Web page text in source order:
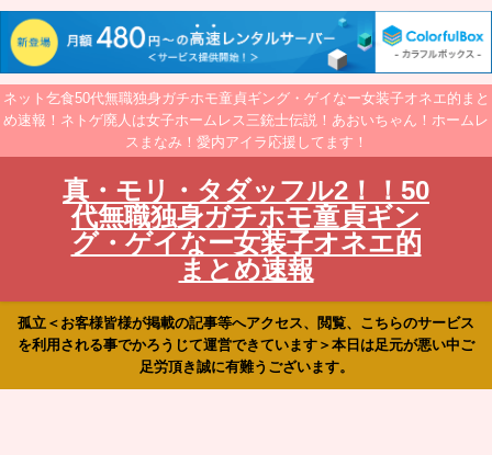
ネット乞食50代無職独身ガチホモ童貞ギング・ゲイなー女装子オネエ的まと
め速報！ネトゲ廃人は女子ホームレス三銃士伝説！あおいちゃん！ホームレ
スまなみ！愛内アイラ応援してます！
真・モリ・タダッフル2！！50
代無職独身ガチホモ童貞ギン
グ・ゲイなー女装子オネエ的
まとめ速報
孤立＜お客様皆様が掲載の記事等へアクセス、閲覧、こちらのサービス
を利用される事でかろうじて運営できています＞本日は足元が悪い中ご
足労頂き誠に有難うございます。